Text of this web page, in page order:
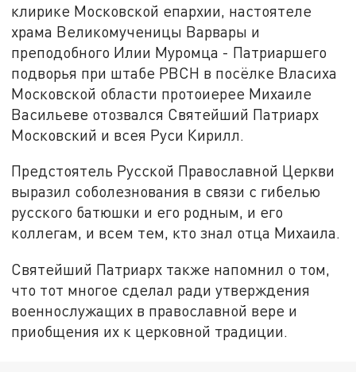
клирике Московской епархии, настоятеле
храма Великомученицы Варвары и
преподобного Илии Муромца - Патриаршего
подворья при штабе РВСН в посёлке Власиха
Московской области протоиерее Михаиле
Васильеве отозвался Святейший Патриарх
Московский и всея Руси Кирилл.
Предстоятель Русской Православной Церкви
выразил соболезнования в связи с гибелью
русского батюшки и его родным, и его
коллегам, и всем тем, кто знал отца Михаила.
Святейший Патриарх также напомнил о том,
что тот многое сделал ради утверждения
военнослужащих в православной вере и
приобщения их к церковной традиции.